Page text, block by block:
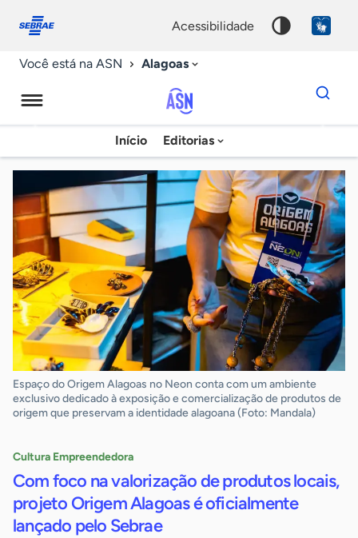
conosco
acessibilidade
Você está na ASN Alagoas
Agência
Sebrae
de
Notícias
Início Editorias
Dados
para
chave
Espaço do Origem Alagoas no Neon conta com um ambiente
exclusivo dedicado à exposição e comercialização de produtos de
origem que preservam a identidade alagoana (Foto: Mandala)
Cultura Empreendedora
Com foco na valorização de produtos locais,
projeto Origem Alagoas é oficialmente
lançado pelo Sebrae